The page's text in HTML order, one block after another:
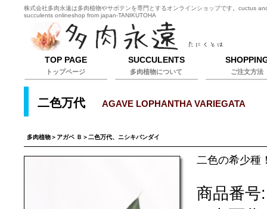
株式会社多肉永遠は多肉植物やサボテンを専門とするオンラインショップです。cuctus
succulents onlineshop from japan-TANIKUTOHA
二色万代 AGAVE LOPHANTHA VARIEGATA
多肉植物＞ アガベ Ｂ ＞二色万代、ニシキバンダイ
二色の希少種
商品番号:
TOP PAGE
トップページ
SUCCULENTS
多肉植物について ご注文方法